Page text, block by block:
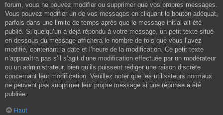
forum, vous ne pouvez modifier ou supprimer que vos propres messages.
Vous pouvez modifier un de vos messages en cliquant le bouton adéquat,
parfois dans une limite de temps après que le message initial ait été
publié. Si quelqu’un a déjà répondu à votre message, un petit texte situé
en dessous du message affichera le nombre de fois que vous l’avez
modifié, contenant la date et l’heure de la modification. Ce petit texte
n’apparaîtra pas s’il s’agit d’une modification effectuée par un modérateur
ou un administrateur, bien qu’ils puissent rédiger une raison discrète
concernant leur modification. Veuillez noter que les utilisateurs normaux
ne peuvent pas supprimer leur propre message si une réponse a été
publiée.
Haut